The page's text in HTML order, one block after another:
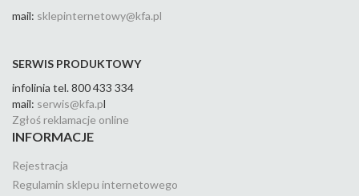
mail: sklepinternetowy@kfa.pl
SERWIS PRODUKTOWY
infolinia tel. 800 433 334
mail: serwis@kfa.pl
Zgłoś reklamacje online
INFORMACJE
Rejestracja
Regulamin sklepu internetowego